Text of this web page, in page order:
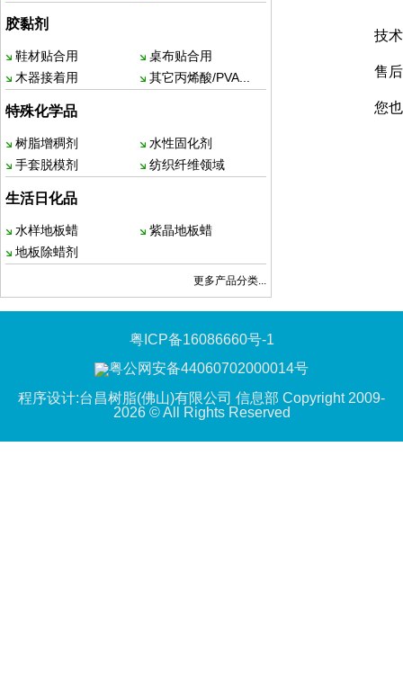
胶黏剂
鞋材贴合用
桌布贴合用
木器接着用
其它丙烯酸/PVA...
特殊化学品
树脂增稠剂
水性固化剂
手套脱模剂
纺织纤维领域
生活日化品
水样地板蜡
紫晶地板蜡
地板除蜡剂
更多产品分类...
技
售
您
粤ICP备16086660号-1
粤公网安备44060702000014号
程序设计:台昌树脂(佛山)有限公司 信息部 Copyright 2009-
2026 © All Rights Reserved